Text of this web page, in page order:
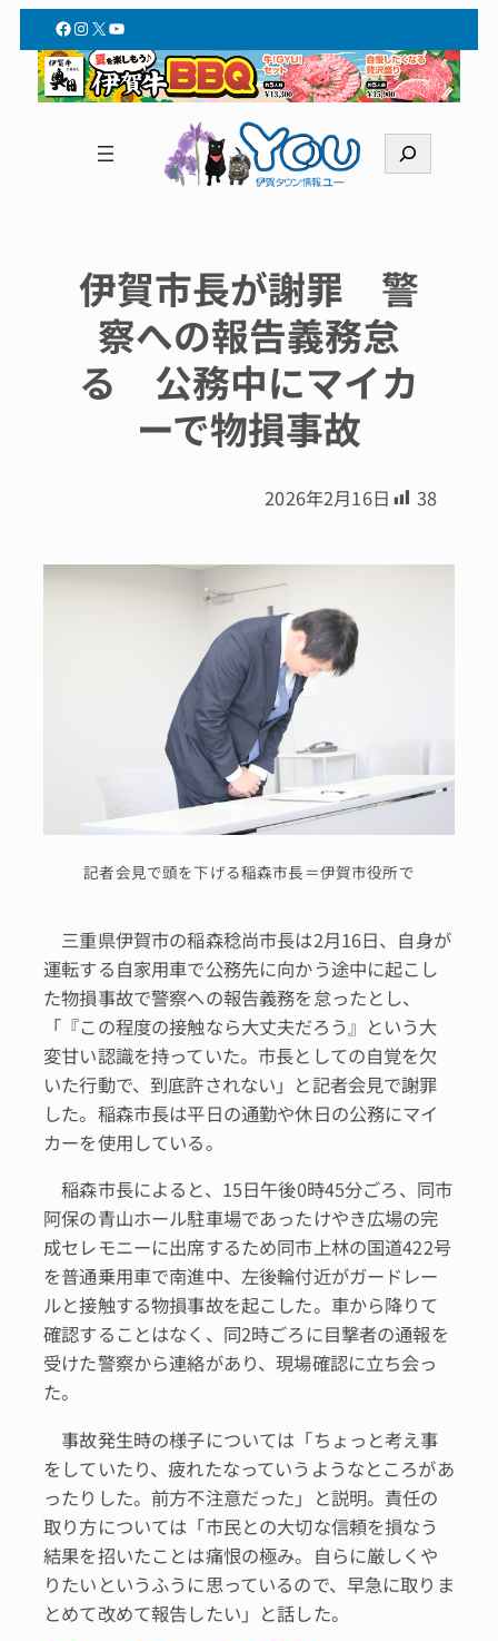
Facebook
Instagram
X YouTube
索
伊賀市長が謝罪 警
察への報告義務怠
る 公務中にマイカ
ーで物損事故
2026年2月16日 38
記者会見で頭を下げる稲森市長＝伊賀市役所で
三重県伊賀市の稲森稔尚市長は2月16日、自身が
運転する自家用車で公務先に向かう途中に起こし
た物損事故で警察への報告義務を怠ったとし、
「『この程度の接触なら大丈夫だろう』という大
変甘い認識を持っていた。市長としての自覚を欠
いた行動で、到底許されない」と記者会見で謝罪
した。稲森市長は平日の通勤や休日の公務にマイ
カーを使用している。
稲森市長によると、15日午後0時45分ごろ、同市
阿保の青山ホール駐車場であったけやき広場の完
成セレモニーに出席するため同市上林の国道422号
を普通乗用車で南進中、左後輪付近がガードレー
ルと接触する物損事故を起こした。車から降りて
確認することはなく、同2時ごろに目撃者の通報を
受けた警察から連絡があり、現場確認に立ち会っ
た。
事故発生時の様子については「ちょっと考え事
をしていたり、疲れたなっていうようなところがあ
ったりした。前方不注意だった」と説明。責任の
取り方については「市民との大切な信頼を損なう
結果を招いたことは痛恨の極み。自らに厳しくや
りたいというふうに思っているので、早急に取りま
とめて改めて報告したい」と話した。